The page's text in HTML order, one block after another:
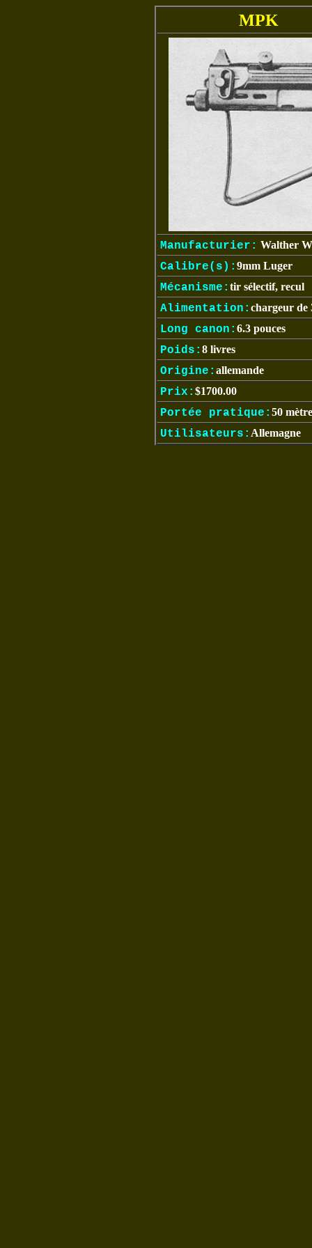
MPK
Manufacturier: Walther
Calibre(s): 9mm Luger
Mécanisme: tir sélectif, recul
Alimentation: chargeur de
Long canon: 6.3 pouces
Poids: 8 livres
Origine: allemande
Prix: $1700.00
Portée pratique: 50
Utilisateurs: Allemagne